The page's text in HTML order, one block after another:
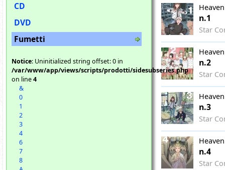
n.1
Star
n.2
Star
n.3
Star
n.4
Star
CD
DVD
Fumetti
Notice: Uninitialized string offset: 0 in
/var/www/app/views/scripts/prodotti/sidesubseries.php
on line4
&
0
1
2
3
4
6
7
8